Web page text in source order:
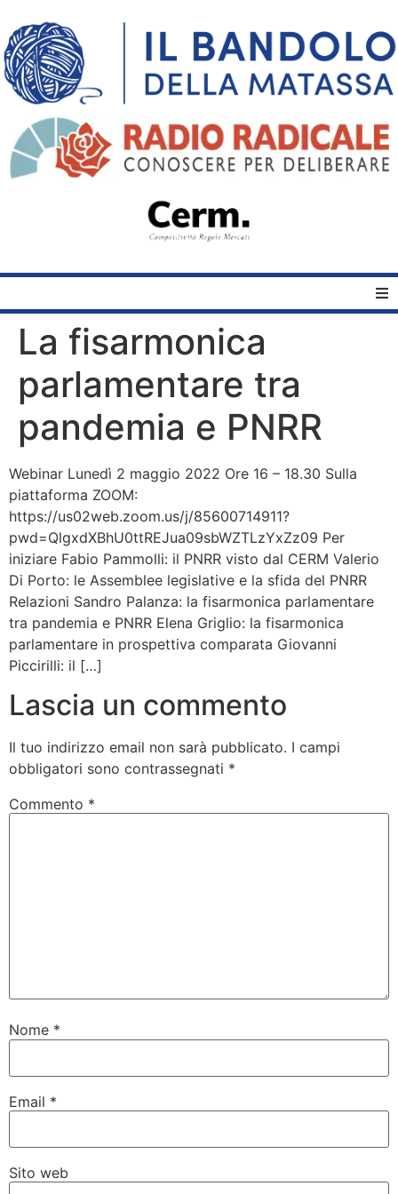
Home
Quelli del Bandolo
Bandolo
Connessioni
Fondazione CERM
Fondazione CERM – Idee
La fisarmonica
parlamentare tra
pandemia e PNRR
Webinar Lunedì 2 maggio 2022 Ore 16 – 18.30 Sulla
piattaforma ZOOM:
https://us02web.zoom.us/j/85600714911?
pwd=QlgxdXBhU0ttREJua09sbWZTLzYxZz09 Per
iniziare Fabio Pammolli: il PNRR visto dal CERM Valerio
Di Porto: le Assemblee legislative e la sfida del PNRR
Relazioni Sandro Palanza: la fisarmonica parlamentare
tra pandemia e PNRR Elena Griglio: la fisarmonica
parlamentare in prospettiva comparata Giovanni
Piccirilli: il […]
Lascia un commento
Il tuo indirizzo email non sarà pubblicato. I campi
obbligatori sono contrassegnati *
Commento *
Nome *
Email *
Sito web